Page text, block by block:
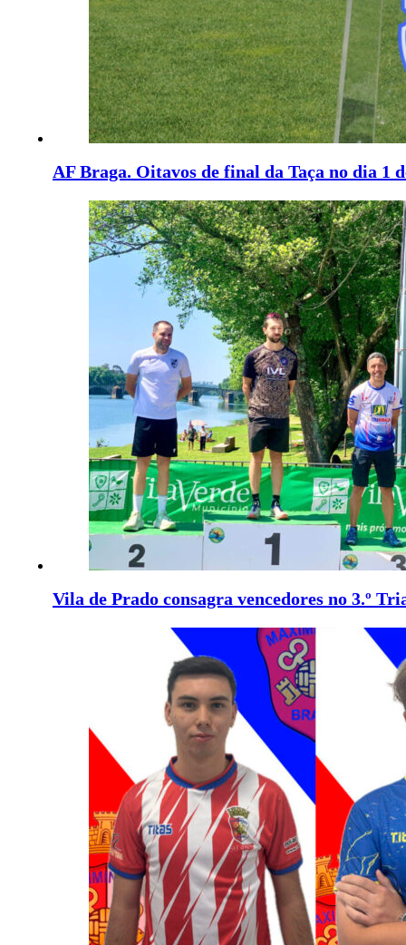
AF Braga. Oitavos de final da Taça no dia 1
Vila de Prado consagra vencedores no 3.º